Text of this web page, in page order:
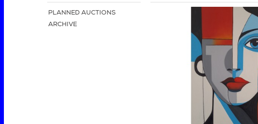
PLANNED AUCTIONS
ARCHIVE